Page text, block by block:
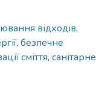
відходів,
, безпечне
сміття, санітарне